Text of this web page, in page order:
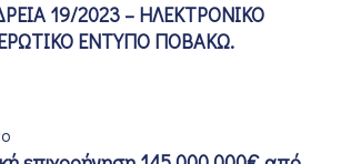
19/2023 – ΗΛΕΚΤΡΟΝΙΚΟ
ΕΝΤΥΠΟ ΠΟΒΑΚΩ.